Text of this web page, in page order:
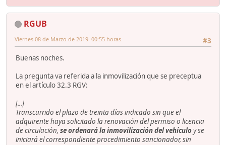
RGUB
#3
Viernes 08 de Marzo de 2019. 00:55 horas.
Buenas noches.
La pregunta va referida a la inmovilización que se preceptua
en el artículo 32.3 RGV:
[...]
Transcurrido el plazo de treinta días indicado sin que el
adquirente haya solicitado la renovación del permiso o licencia
de circulación, se ordenará la inmovilización del vehículoy se
iniciará el correspondiente procedimiento sancionador, sin